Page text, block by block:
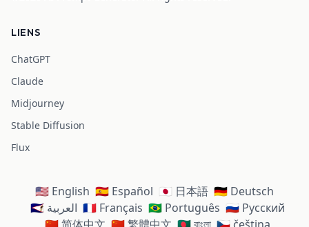
LIENS
ChatGPT
Claude
Midjourney
Stable Diffusion
Flux
🇺🇸 English 🇪🇸 Español 🇯🇵 日本語 🇩🇪 Deutsch
🇸🇦 العربية 🇫🇷 Français 🇧🇷 Português 🇷🇺 Русский